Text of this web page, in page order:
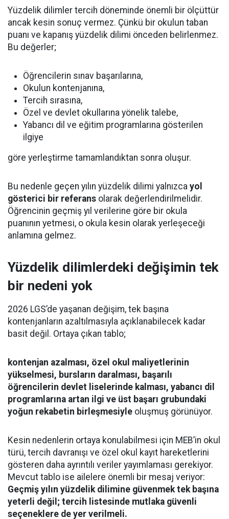
Yüzdelik dilimler tercih döneminde önemli bir ölçüttür
ancak kesin sonuç vermez. Çünkü bir okulun taban
puanı ve kapanış yüzdelik dilimi önceden belirlenmez.
Bu değerler;
Öğrencilerin sınav başarılarına,
Okulun kontenjanına,
Tercih sırasına,
Özel ve devlet okullarına yönelik talebe,
Yabancı dil ve eğitim programlarına gösterilen
ilgiye
göre yerleştirme tamamlandıktan sonra oluşur.
Bu nedenle geçen yılın yüzdelik dilimi yalnızca yol
gösterici bir referans olarak değerlendirilmelidir.
Öğrencinin geçmiş yıl verilerine göre bir okula
puanının yetmesi, o okula kesin olarak yerleşeceği
anlamına gelmez.
Yüzdelik dilimlerdeki değişimin tek
bir nedeni yok
2026 LGS’de yaşanan değişim, tek başına
kontenjanların azaltılmasıyla açıklanabilecek kadar
basit değil. Ortaya çıkan tablo;
kontenjan azalması, özel okul maliyetlerinin
yükselmesi, bursların daralması, başarılı
öğrencilerin devlet liselerinde kalması, yabancı dil
programlarına artan ilgi ve üst başarı grubundaki
yoğun rekabetin birleşmesiyle oluşmuş görünüyor.
Kesin nedenlerin ortaya konulabilmesi için MEB’in okul
türü, tercih davranışı ve özel okul kayıt hareketlerini
gösteren daha ayrıntılı veriler yayımlaması gerekiyor.
Mevcut tablo ise ailelere önemli bir mesaj veriyor:
Geçmiş yılın yüzdelik dilimine güvenmek tek başına
yeterli değil; tercih listesinde mutlaka güvenli
seçeneklere de yer verilmeli.